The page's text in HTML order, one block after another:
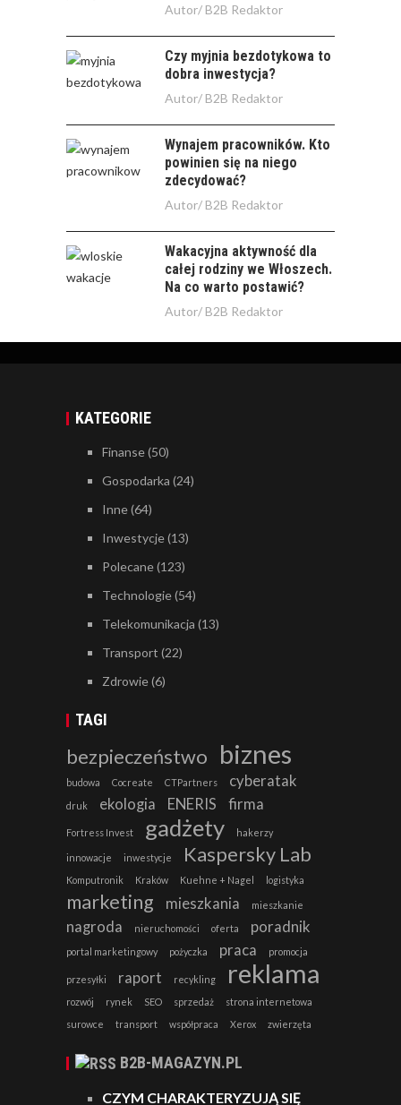
Autor/ B2B Redaktor
Czy myjnia bezdotykowa to
dobra inwestycja?
Autor/ B2B Redaktor
Wynajem pracowników. Kto
powinien się na niego
zdecydować?
Autor/ B2B Redaktor
Wakacyjna aktywność dla
całej rodziny we Włoszech.
Na co warto postawić?
Autor/ B2B Redaktor
KATEGORIE
Finanse(50)
Gospodarka (24)
Inne(64)
Inwestycje(13)
Polecane(123)
Technologie(54)
Telekomunikacja (13)
Transport (22)
Zdrowie(6)
TAGI
bezpieczeństwo biznes
budowa Cocreate CTPartners cyberatak
druk ekologia ENERIS firma
Fortress Invest gadżety hakerzy
innowacje inwestycje Kaspersky Lab
Komputronik Kraków Kuehne + Nagel logistyka
marketing mieszkania mieszkanie
nagroda nieruchomości oferta poradnik
portal marketingowy pożyczka praca promocja
przesyłki raport recykling reklama
rozwój rynek SEO sprzedaż
strona internetowa
surowce
transport współpraca Xerox zwierzęta
B2B-MAGAZYN.PL
CZYM CHARAKTERYZUJĄ SIĘ